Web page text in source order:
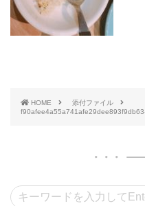
HOME
添付ファイル